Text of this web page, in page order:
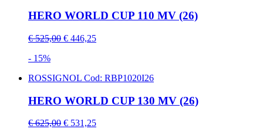
HERO WORLD CUP 110 MV (26)
€ 525,00 € 446,25
- 15%
ROSSIGNOL Cod: RBP1020I26
HERO WORLD CUP 130 MV (26)
€ 625,00 € 531,25